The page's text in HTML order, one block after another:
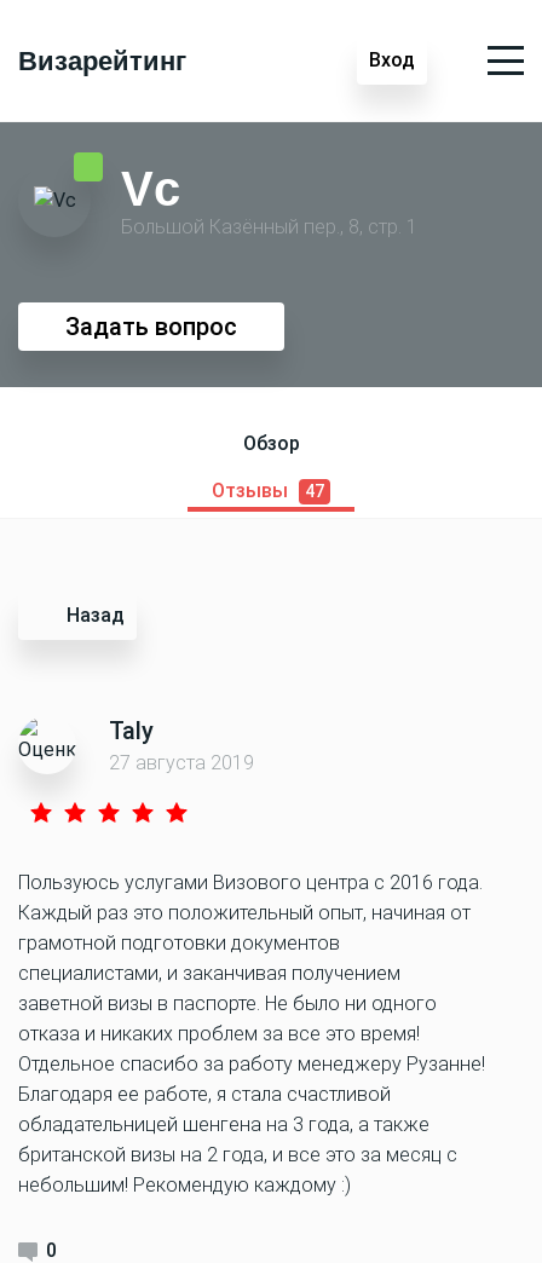
Визарейтинг Вход
Vc
Большой Казённый пер., 8, стр. 1
Задать вопрос
Обзор
Отзывы 47
Назад
Taly
27 августа 2019
Пользуюсь услугами Визового центра с 2016 года.
Каждый раз это положительный опыт, начиная от
грамотной подготовки документов
специалистами, и заканчивая получением
заветной визы в паспорте. Не было ни одного
отказа и никаких проблем за все это время!
Отдельное спасибо за работу менеджеру Рузанне!
Благодаря ее работе, я стала счастливой
обладательницей шенгена на 3 года, а также
британской визы на 2 года, и все это за месяц с
небольшим! Рекомендую каждому :)
0